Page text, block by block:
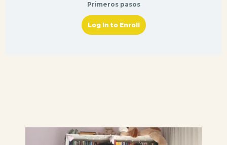
Primeros pasos
Log In to Enroll